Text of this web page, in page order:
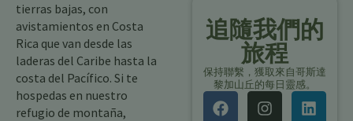
tierras bajas, con
avistamientos en Costa
Rica que van desde las
laderas del Caribe hasta la
costa del Pacífico. Si te
hospedas en nuestro
refugio de montaña,
追隨我們的
旅程
保持聯繫，獲取來自哥斯達
黎加山丘的每日靈感。